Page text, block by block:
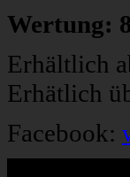
Wertung:
Erhältlich
Erhätlich
Facebook: